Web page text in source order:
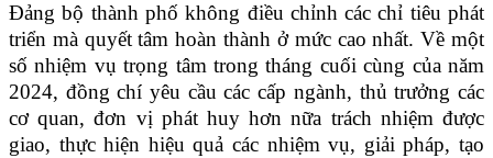
Đảng bộ thành phố không điều chỉnh các chỉ tiêu phát
triển mà quyết tâm hoàn thành ở mức cao nhất. Về một
số nhiệm vụ trọng tâm trong tháng cuối cùng của năm
2024, đồng chí yêu cầu các cấp ngành, thủ trưởng các
cơ quan, đơn vị phát huy hơn nữa trách nhiệm được
giao, thực hiện hiệu quả các nhiệm vụ, giải pháp, tạo